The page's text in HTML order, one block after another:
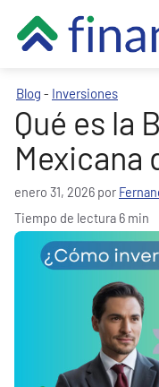
contenido
Blog - Inversiones
Qué es la
Mexicana
enero 31, 2026 por
Tiempo de lectura 6 min